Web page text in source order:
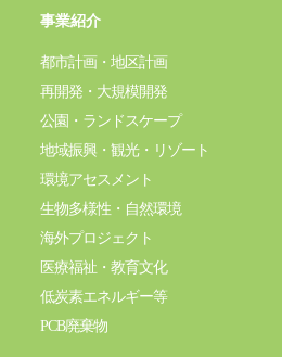
事業紹介
都市計画・地区計画
再開発・大規模開発
公園・ランドスケープ
地域振興・観光・リゾート
環境アセスメント
生物多様性・自然環境
海外プロジェクト
医療福祉・教育文化
低炭素エネルギー等
PCB廃棄物